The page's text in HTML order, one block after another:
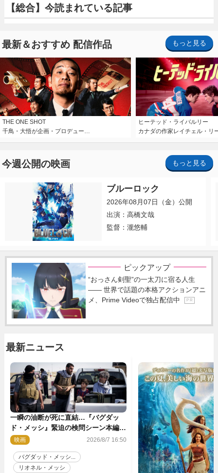
【総合】今読まれている記事
最新＆おすすめ 配信作品 もっと見る
THE ONE SHOT
千鳥・大悟が企画・プロデュー…
ヒーテッド・ライバルリー
カナダの作家レイチェル・リ
今週公開の映画 もっと見る
ブルーロック
2026年08月07日（金）公開
出演：高橋文哉
監督：瀧悠輔
ピックアップ
“おっさん剣聖”の一太刀に宿る人生
―― 世界で話題の本格アクションアニ
メ、Prime Videoで独占配信中
P R
最新ニュース
一瞬の油断が死に直結…『バグダッ
ド・メッシ』緊迫の検問シーン本編解
禁 監督メッセージも到着
映画 2026/8/7 16:50
バグダッド・メッシ...
リオネル・メッシ